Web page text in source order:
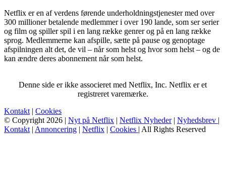
Netflix er en af verdens førende underholdningstjenester med over
300 millioner betalende medlemmer i over 190 lande, som ser serier
og film og spiller spil i en lang række genrer og på en lang række
sprog. Medlemmerne kan afspille, sætte på pause og genoptage
afspilningen alt det, de vil – når som helst og hvor som helst – og de
kan ændre deres abonnement når som helst.
Denne side er ikke associeret med Netflix, Inc. Netflix er et
registreret varemærke.
Kontakt | Cookies
© Copyright 2026 | Nyt på Netflix | Netflix Nyheder| Nyhedsbrev |
Kontakt | Annoncering | Netflix | Cookies | All Rights Reserved